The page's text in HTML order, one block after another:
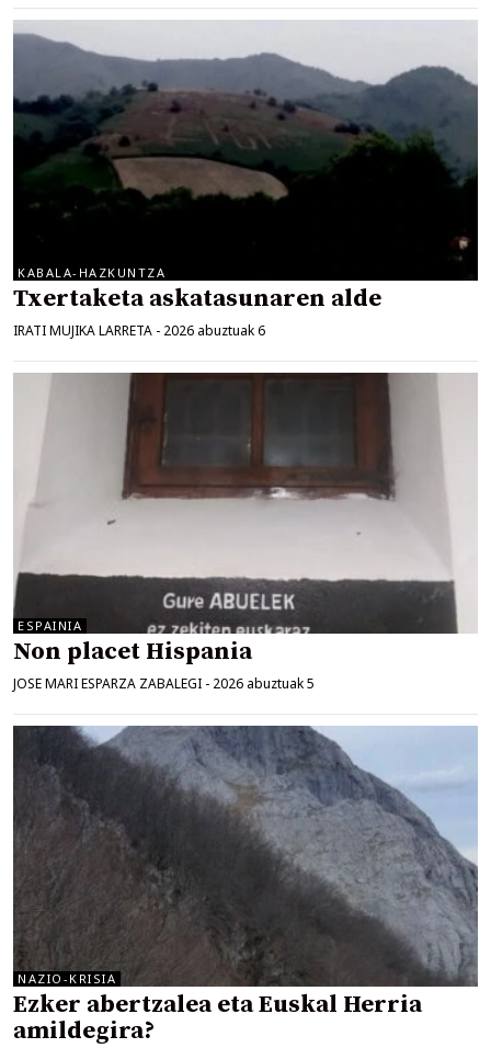
KABALA-HAZKUNTZA
Txertaketa askatasunaren alde
IRATI MUJIKA LARRETA - 2026 abuztuak 6
ESPAINIA
Non placet Hispania
JOSE MARI ESPARZA ZABALEGI - 2026 abuztuak 5
NAZIO-KRISIA
Ezker abertzalea eta Euskal Herria
amildegira?